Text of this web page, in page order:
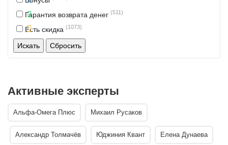
Гарантия возврата денег (511)
Есть скидка (1073)
Активные эксперты
Альфа-Омега Плюс Михаил Русаков
Александр Толмачёв Юджиния Квант Елена Дунаева